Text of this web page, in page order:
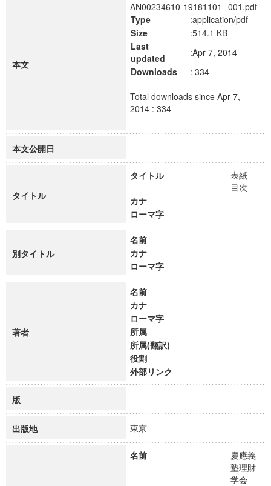
本文
AN00234610-19181101--001.pdf
Type
:application/pdf
Size
:514.1 KB
Last
updated
:Apr 7, 2014
Downloads
: 334
Total downloads since Apr 7,
2014 : 334
本文公開日
タイトル
タイトル
表紙
目次
カナ
ローマ字
別タイトル
名前
カナ
ローマ字
著者
名前
カナ
ローマ字
所属
所属(翻訳)
役割
外部リンク
版
出版地 東京
名前
慶應義
塾理財
学会